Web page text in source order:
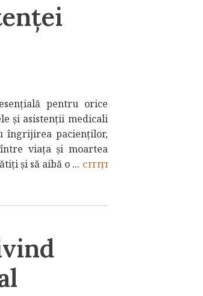
pentru orice
și asistenții medicali
îngrijirea pacienților,
viața și moartea
și să aibă o ... CITIȚI